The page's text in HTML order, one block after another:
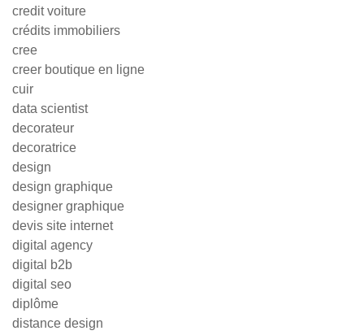
credit voiture
crédits immobiliers
cree
creer boutique en ligne
cuir
data scientist
decorateur
decoratrice
design
design graphique
designer graphique
devis site internet
digital agency
digital b2b
digital seo
diplôme
distance design